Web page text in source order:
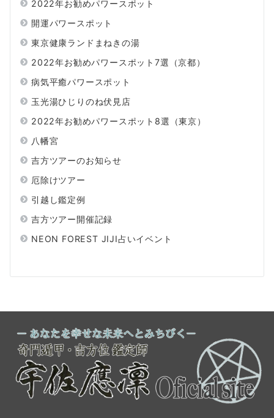
2022年お勧めパワースポット
開運パワースポット
東京健康ランドまねきの湯
2022年お勧めパワースポット7選（京都）
病気平癒パワースポット
玉光湯ひじりのね伏見店
2022年お勧めパワースポット8選（東京）
八幡宮
吉方ツアーのお知らせ
厄除けツアー
引越し鑑定例
吉方ツアー開催記録
NEON FOREST JIJI占いイベント